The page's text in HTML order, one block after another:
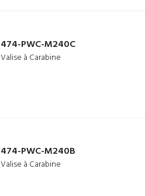
474-PWC-M240C
Valise à Carabine
474-PWC-M240B
Valise à Carabine